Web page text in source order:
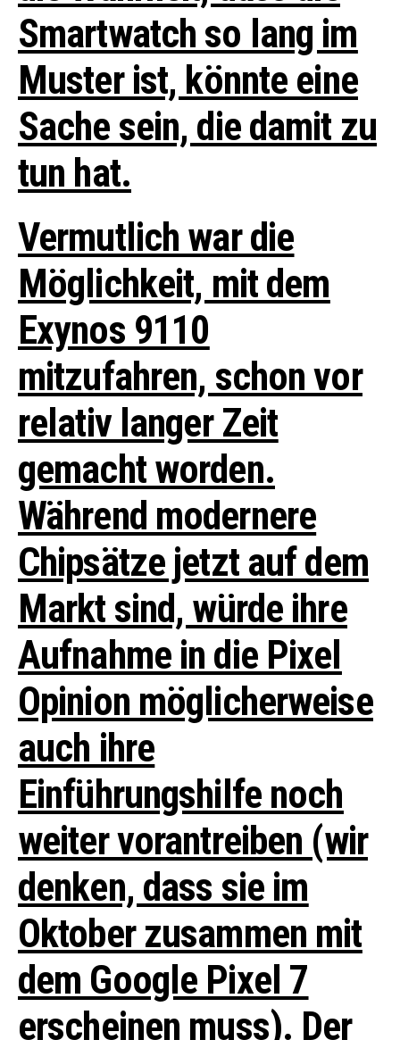
Smartwatch so lang im
Muster ist, könnte eine
Sache sein, die damit zu
tun hat.
Vermutlich war die
Möglichkeit, mit dem
Exynos 9110
mitzufahren, schon vor
relativ langer Zeit
gemacht worden.
Während modernere
Chipsätze jetzt auf dem
Markt sind, würde ihre
Aufnahme in die Pixel
Opinion möglicherweise
auch ihre
Einführungshilfe noch
weiter vorantreiben (wir
denken, dass sie im
Oktober zusammen mit
dem Google Pixel 7
erscheinen muss). Der